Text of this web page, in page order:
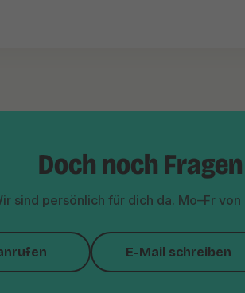
Doch noch
sind persönlich für dich da. Mo–Fr
E-Mail schreiben